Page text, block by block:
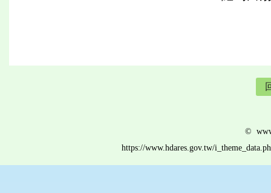
©
https://www.hdares.gov.tw/